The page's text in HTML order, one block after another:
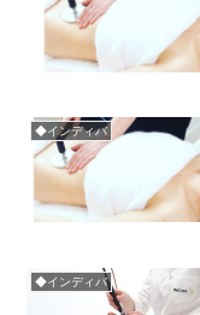
◆インディバ
◆インディバ